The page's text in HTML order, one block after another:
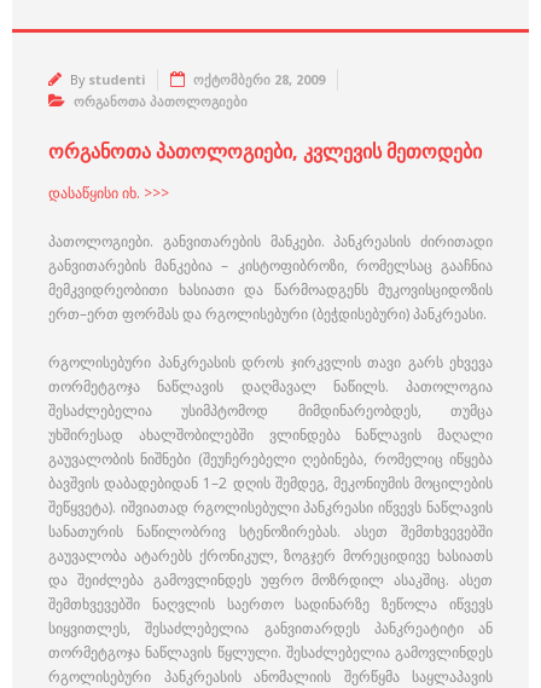
By studenti
ოქტომბერი 28, 2009
ორგანოთა პათოლოგიები
ორგანოთა პათოლოგიები, კვლევის მეთოდები
დასაწყისი იხ. >>>
პათოლოგიები. განვითარების მანკები. პანკრეასის ძირითადი
განვითარების მანკებია – კისტოფიბროზი, რომელსაც გააჩნია
მემკვიდრეობითი ხასიათი და წარმოადგენს მუკოვისციდოზის
ერთ–ერთ ფორმას და რგოლისებური (ბეჭდისებური) პანკრეასი.
რგოლისებური პანკრეასის დროს ჯირკვლის თავი გარს ეხვევა
თორმეტგოჯა ნაწლავის დაღმავალ ნაწილს. პათოლოგია
შესაძლებელია უსიმპტომოდ მიმდინარეობდეს, თუმცა
უხშირესად ახალშობილებში ვლინდება ნაწლავის მაღალი
გაუვალობის ნიშნები (შეუჩერებელი ღებინება, რომელიც იწყება
ბავშვის დაბადებიდან 1–2 დღის შემდეგ, მეკონიუმის მოცილების
შეწყვეტა). იშვიათად რგოლისებული პანკრეასი იწვევს ნაწლავის
სანათურის ნაწილობრივ სტენოზირებას. ასეთ შემთხვევებში
გაუვალობა ატარებს ქრონიკულ, ზოგჯერ მორეციდივე ხასიათს
და შეიძლება გამოვლინდეს უფრო მოზრდილ ასაკშიც. ასეთ
შემთხვევებში ნაღვლის საერთო სადინარზე ზეწოლა იწვევს
სიყვითლეს, შესაძლებელია განვითარდეს პანკრეატიტი ან
თორმეტგოჯა ნაწლავის წყლული. შესაძლებელია გამოვლინდეს
რგოლისებური პანკრეასის ანომალიის შერწყმა საყლაპავის